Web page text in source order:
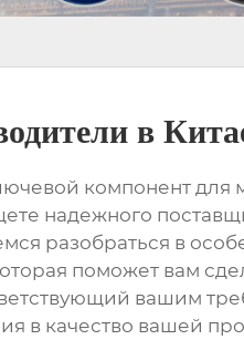
в
компонент для
надежного
разобраться в
поможет вам
вашим
в качество вашей